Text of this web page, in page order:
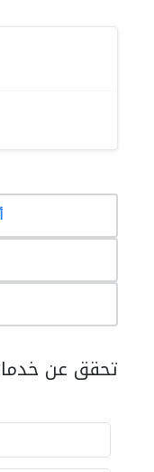
تحقق عن